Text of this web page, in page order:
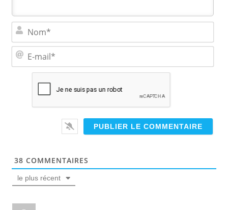
m
38 COMMENTAIRES
le plus récent